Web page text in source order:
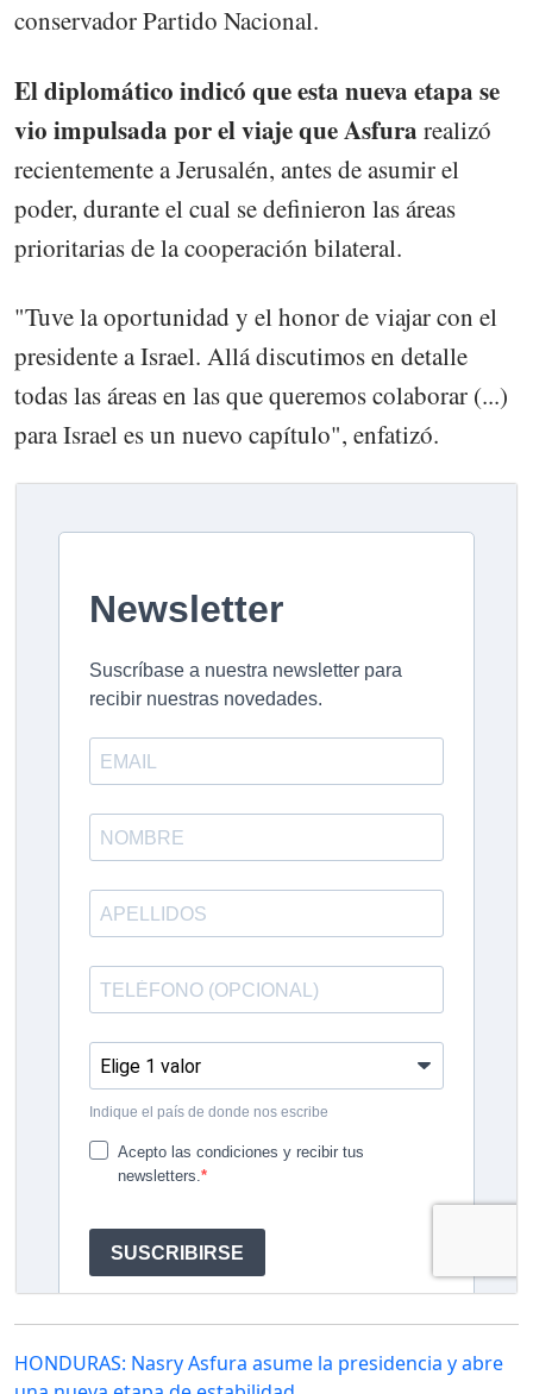
conservador Partido Nacional.
El diplomático indicó que esta nueva etapa se
vio impulsada por el viaje que Asfura realizó
recientemente a Jerusalén, antes de asumir el
poder, durante el cual se definieron las áreas
prioritarias de la cooperación bilateral.
"Tuve la oportunidad y el honor de viajar con el
presidente a Israel. Allá discutimos en detalle
todas las áreas en las que queremos colaborar (...)
para Israel es un nuevo capítulo", enfatizó.
HONDURAS: Nasry Asfura asume la presidencia y abre